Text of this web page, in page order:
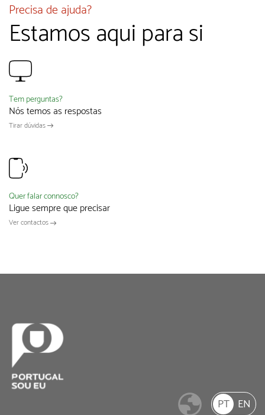
Precisa de ajuda?
Estamos aqui para si
Tem perguntas?
Nós temos as respostas
Tirar dúvidas
Quer falar connosco?
Ligue sempre que precisar
Ver contactos
PT EN